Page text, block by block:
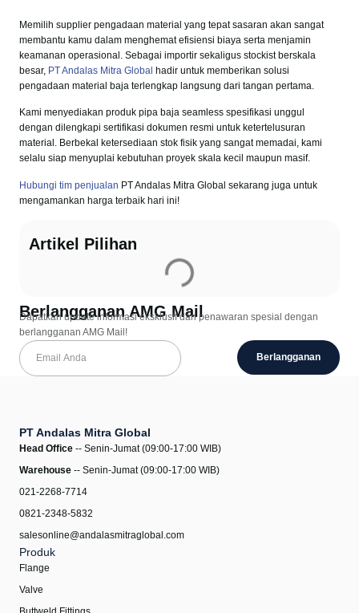
Memilih supplier pengadaan material yang tepat sasaran akan sangat
membantu kamu dalam menghemat efisiensi biaya serta menjamin
keamanan operasional. Sebagai importir sekaligus stockist berskala
besar, PT Andalas Mitra Global hadir untuk memberikan solusi
pengadaan material baja terlengkap langsung dari tangan pertama.
Kami menyediakan produk pipa baja seamless spesifikasi unggul
dengan dilengkapi sertifikasi dokumen resmi untuk ketertelusuran
material. Berbekal ketersediaan stok fisik yang sangat memadai, kami
selalu siap menyuplai kebutuhan proyek skala kecil maupun masif.
Hubungi tim penjualan PT Andalas Mitra Global sekarang juga untuk
mengamankan harga terbaik hari ini!
Artikel Pilihan
Berlangganan AMG Mail
Dapatkan update informasi eksklusif dan penawaran spesial dengan
berlangganan AMG Mail!
Berlangganan
PT Andalas Mitra Global
Head Office -- Senin-Jumat (09:00-17:00 WIB)
Warehouse -- Senin-Jumat (09:00-17:00 WIB)
021-2268-7714
0821-2348-5832
salesonline@andalasmitraglobal.com
Produk
Flange
Valve